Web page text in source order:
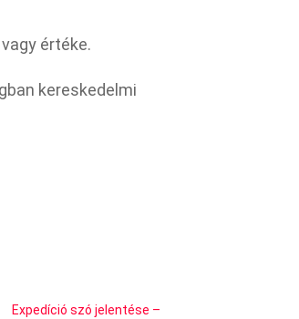
vagy értéke.
kereskedelmi
Expedíció szó jelentése –